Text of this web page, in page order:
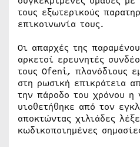
τους εξωτερικούς
επικοινωνία τους.
Οι απαρχές της
αρκετοί ερευνητές
τους Ofeni, πλανόδιους
στη ρωσική επικράτεια
την πάροδο του χρόνου η
υιοθετήθηκε από τον
αποκτώντας χιλιάδες
κωδικοποιημένες